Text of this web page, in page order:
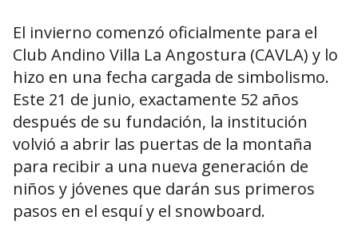
El invierno comenzó oficialmente para el
Club Andino Villa La Angostura (CAVLA) y lo
hizo en una fecha cargada de simbolismo.
Este 21 de junio, exactamente 52 años
después de su fundación, la institución
volvió a abrir las puertas de la montaña
para recibir a una nueva generación de
niños y jóvenes que darán sus primeros
pasos en el esquí y el snowboard.